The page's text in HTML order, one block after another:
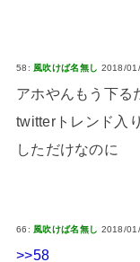
58:風吹けば名無し 2018/
アホやんもう下る
twitterトレンド入
しただけなのに
66: 風吹けば名無し 2018/
>>58